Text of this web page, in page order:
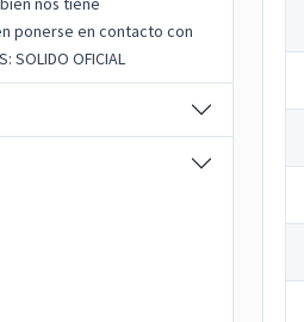
ponerse en contacto con
OFICIAL